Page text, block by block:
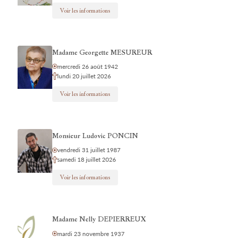
Voir les informations
Madame Georgette MESUREUR
mercredi 26 août 1942
lundi 20 juillet 2026
Voir les informations
Monsieur Ludovic PONCIN
vendredi 31 juillet 1987
samedi 18 juillet 2026
Voir les informations
Madame Nelly DEPIERREUX
mardi 23 novembre 1937